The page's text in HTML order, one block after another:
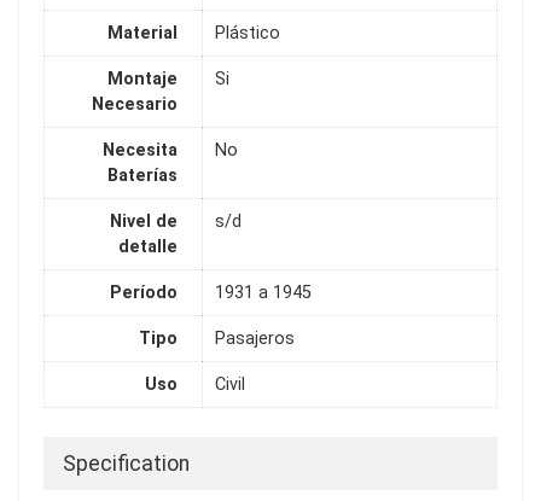
Material Plástico
Montaje
Necesario
Si
Necesita
Baterías
No
Nivel de
detalle
s/d
Período 1931 a 1945
Tipo Pasajeros
Uso Civil
Specification